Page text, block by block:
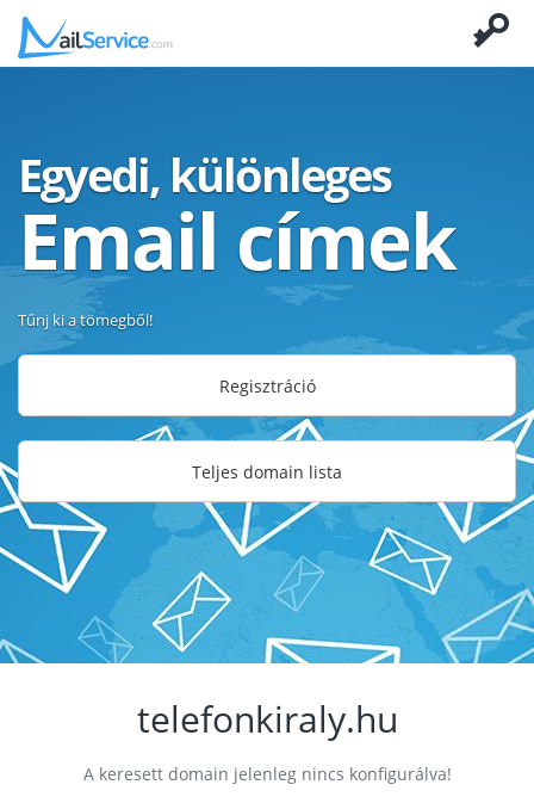
Egyedi, különleges
Email címek
Tűnj ki a tömegből!
Regisztráció
Teljes domain lista
telefonkiraly.hu
A keresett domain jelenleg nincs konfigurálva!